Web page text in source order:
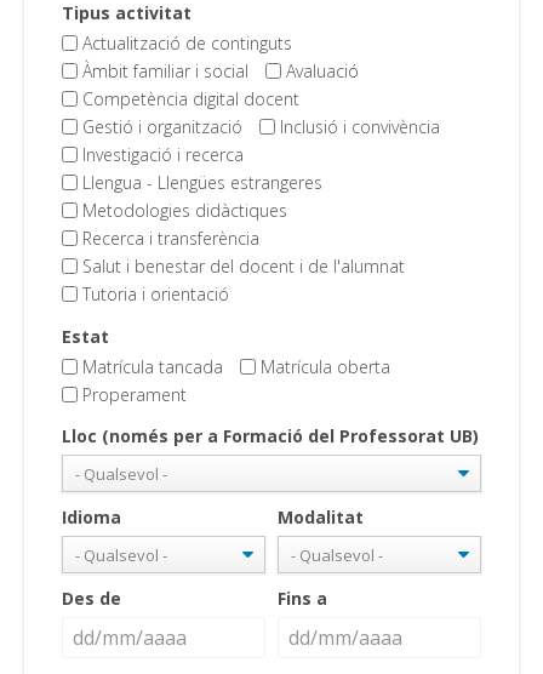
Tipus activitat
Actualització de continguts
Àmbit familiar i social
Avaluació
Competència digital docent
Gestió i organització
Inclusió i convivència
Investigació i recerca
Llengua - Llengües estrangeres
Metodologies didàctiques
Recerca i transferència
Salut i benestar del docent i de l'alumnat
Tutoria i orientació
Estat
Matrícula tancada
Matrícula oberta
Properament
Lloc (només per a Formació del Professorat UB)
Idioma Modalitat
Des de Fins a